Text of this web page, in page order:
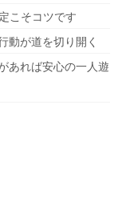
こそコツです
動が道を切り開く
あれば安心の一人遊